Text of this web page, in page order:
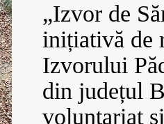
„Izvor de
inițiativă de
Izvorului
din județul
voluntariat